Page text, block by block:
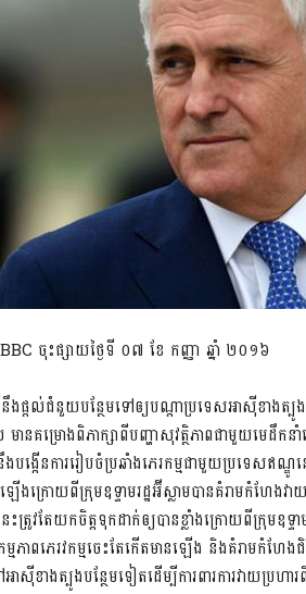
ចុះផ្សាយថ្ងៃទី ០៧ ខែ កញ្ញា ឆ្នាំ ២០១៦
ផ្តល់ជំនួយបន្ថែមទៅឲ្យបណ្តាប្រទេសអាស៊ីខាងត្បូងដ
នគម្រោងពិភាក្សាពីបញ្ហាសុវត្ថិភាពជាមួយមេដឹ
បង្កើនការរៀបចំប្រឆាំងភេរកម្មជាមួយប្រទេស
ឡើងក្រោយពីក្រុមឧទ្ទាមរដ្ឋអ៊ីស្លាមបានគំរាម
េះត្រូវតែយកចិត្តទុកដាក់ឲ្យបានខ្លាំងក្រោយពីក្រុម
ភាពភេរវកម្មចេះតែកើតមានឡើង និងគំរាមកំហ
ស៊ីខាងត្បូងបន្ថែមទៀតដើម្បីការពារការវាយប្រហារ